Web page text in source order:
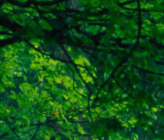
23. hét
Ím, ősziesre fordul
Az érzékek ingerlő törekvése.
A fény megnyilatkozásába
Belevegyül a komor ködök fátyla.
S én a távoli térségben
Az ősz téli álmát nézem.
A nyár teljesen
Átadta önmagát nekem.
24. hét